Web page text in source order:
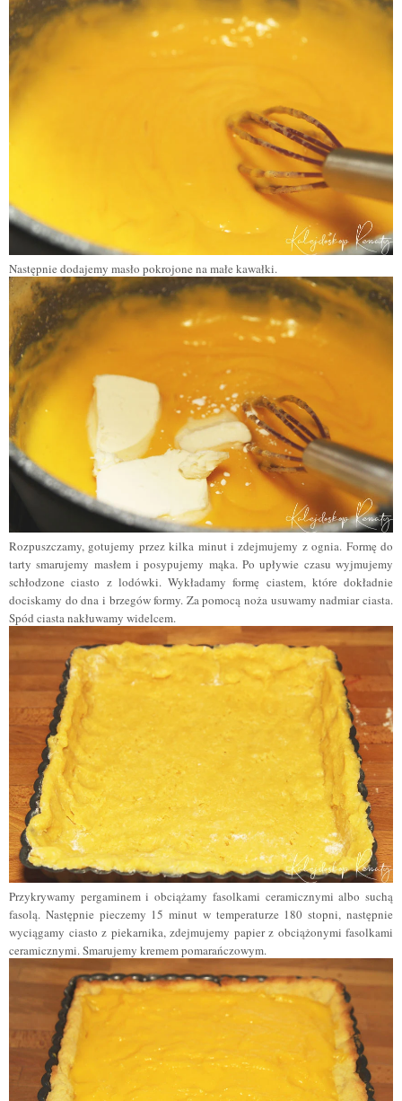
Następnie dodajemy masło pokrojone na małe kawałki.
Rozpuszczamy, gotujemy przez kilka minut i zdejmujemy z ognia. Formę do
tarty smarujemy masłem i posypujemy mąka. Po upływie czasu wyjmujemy
schłodzone ciasto z lodówki. Wykładamy formę ciastem, które dokładnie
dociskamy do dna i brzegów formy. Za pomocą noża usuwamy nadmiar ciasta.
Spód ciasta nakłuwamy widelcem.
Przykrywamy pergaminem i obciążamy fasolkami ceramicznymi albo suchą
fasolą. Następnie pieczemy 15 minut w temperaturze 180 stopni, następnie
wyciągamy ciasto z piekarnika, zdejmujemy papier z obciążonymi fasolkami
ceramicznymi. Smarujemy kremem pomarańczowym.